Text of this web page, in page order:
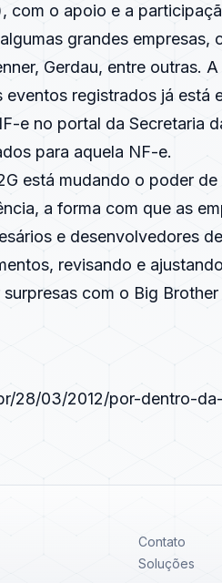
com o apoio e a
grandes empresas,
Gerdau, entre outras.
eventos registrados já está
e no portal da Secretaria
para aquela NF-e.
está mudando o poder
a forma com que as
e desenvolvedores
revisando e
com o Big Brother
28/03/2012/por-dentro-
Contato
Soluções